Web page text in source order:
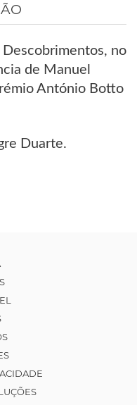
no
de Manuel
António Botto
Duarte.